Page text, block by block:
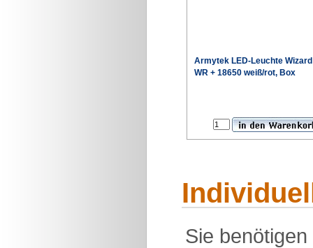
Armytek LED-Leuchte
WR + 18650 weiß/rot, Box
Sie